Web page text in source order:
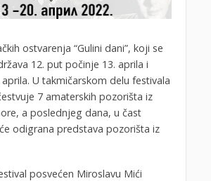
ostvarenja “Gulini dani”, koji se
12. put počinje 13. aprila i
U takmičarskom delu festivala
7 amaterskih pozorišta iz
a poslednjeg dana, u čast
odigrana predstava pozorišta iz
posvećen Miroslavu Mići